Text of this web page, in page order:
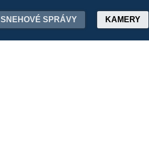
SNEHOVÉ SPRÁVY KAMERY